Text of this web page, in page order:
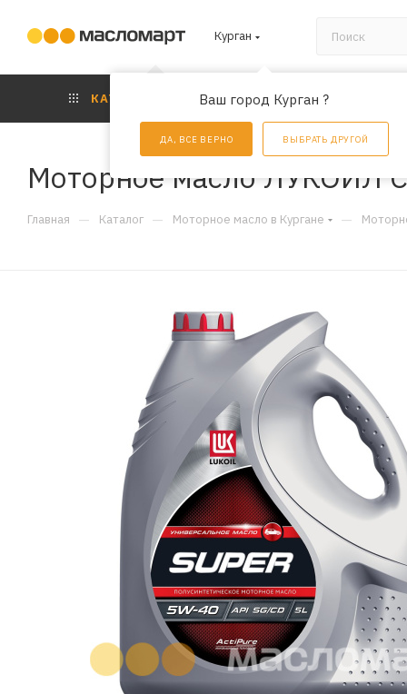
Курган
Ваш город Курган ?
ДА, ВСЕ ВЕРНО ВЫБРАТЬ ДРУГОЙ
КАТАЛОГ АКЦИИ
Моторное масло ЛУКОЙЛ
Главная — Каталог — Моторное масло в Кургане —